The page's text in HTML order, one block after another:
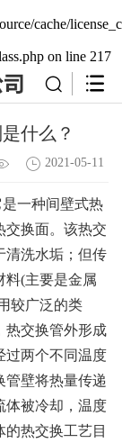
cache/
on line 217
什么？
2021-05-11
一种间壁式热
交换面。该热交
清洗水垢；但传
料(主要是金属
较广泛的类
热交换管外形成
过两个不同温度
管壁将热量传递
体被冷却，温度
热交换工艺目